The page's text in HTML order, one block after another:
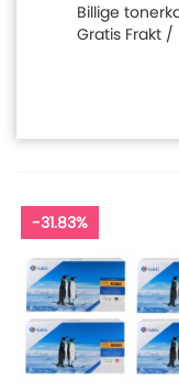
Billige
Gratis Frakt
-31.83%